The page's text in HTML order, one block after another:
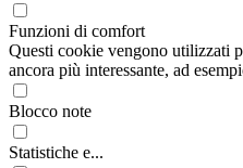
Funzioni di comfort
Questi cookie vengono utilizzati
ancora più interessante, ad
Blocco note
Statistiche e...